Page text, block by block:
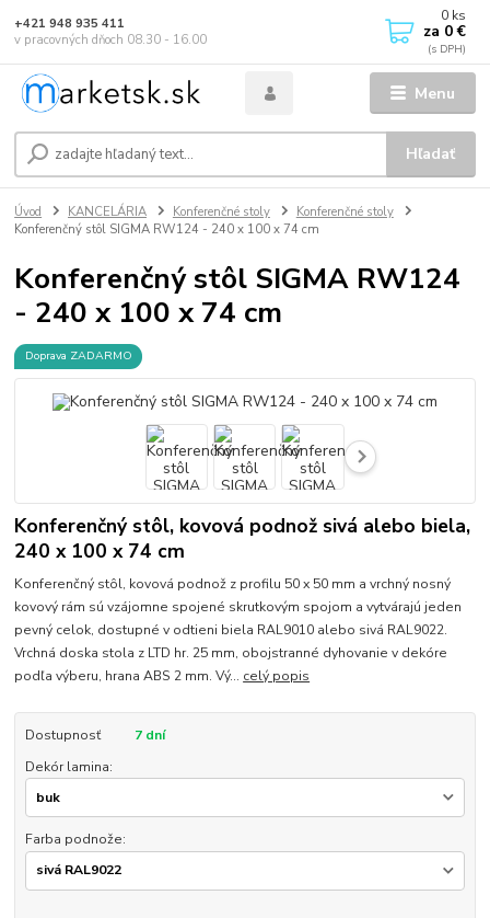
Menu
Hľadať
+421 948 935 411
v pracovných dňoch 08.30 - 16.00
0 ks
za 0 €
Úvod KANCELÁRIA Konferenčné stoly
Konferenčné stoly
Konferenčný stôl SIGMA RW124 - 240 x 100 x 74 cm
Konferenčný stôl SIGMA RW124
- 240 x 100 x 74 cm
Doprava ZADARMO
Konferenčný stôl, kovová podnož sivá alebo biela,
240 x 100 x 74 cm
Konferenčný stôl, kovová podnož z profilu 50 x 50 mm a vrchný nosný
kovový rám sú vzájomne spojené skrutkovým spojom a vytvárajú jeden
pevný celok, dostupné v odtieni biela RAL9010 alebo sivá RAL9022.
Vrchná doska stola z LTD hr. 25 mm, obojstranné dyhovanie v dekóre
podľa výberu, hrana ABS 2 mm. Vý... celý popis
Dostupnosť
7 dní
Dekór lamina:
Farba podnože: